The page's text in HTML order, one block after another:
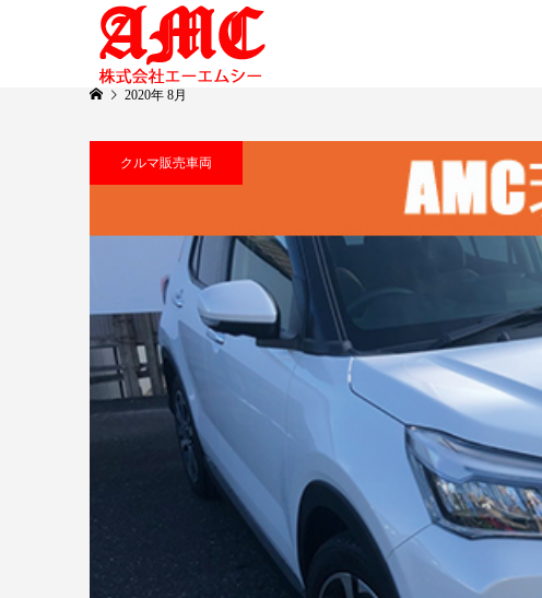
2020年 8月
クルマ販売車両